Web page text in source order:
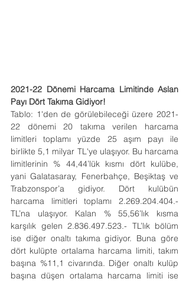
2021-22 Dönemi Harcama Limitinde Aslan
Payı Dört Takıma Gidiyor!
Tablo: 1'den de görülebileceği üzere 2021-
22 dönemi 20 takıma verilen harcama
limitleri toplamı yüzde 25 aşım payı ile
birlikte 5,1 milyar TL'ye ulaşıyor. Bu harcama
limitlerinin % 44,44’lük kısmı dört kulübe,
yani Galatasaray, Fenerbahçe, Beşiktaş ve
Trabzonspor’a gidiyor. Dört kulübün
harcama limitleri toplamı 2.269.204.404.-
TL’na ulaşıyor. Kalan % 55,56’lık kısma
karşılık gelen 2.836.497.523.- TL’lık bölüm
ise diğer onaltı takıma gidiyor. Buna göre
dört kulüpte ortalama harcama limiti, takım
başına %11,1 civarında. Diğer onaltı kulüp
başına düşen ortalama harcama limiti ise